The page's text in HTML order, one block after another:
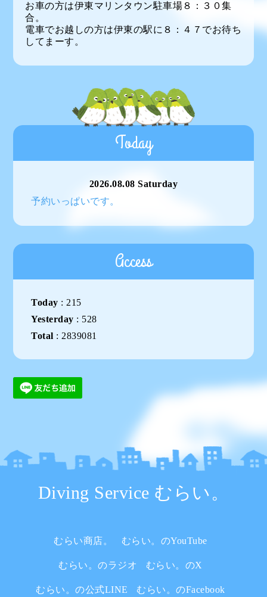
お車の方は伊東マリンタウン駐車場８：３０集
合。
電車でお越しの方は伊東の駅に８：４７でお待ち
してまーす。
Today
2026.08.08 Saturday
予約いっぱいです。
Access
Today : 215
Yesterday : 528
Total : 2839081
Diving Service むらい。
むらい商店。 むらい。のYouTube
むらい。のラジオ むらい。のX
むらい。の公式LINE むらい。のFacebook